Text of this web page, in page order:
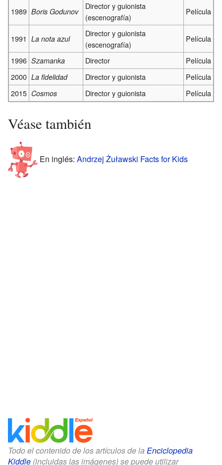
1989 Boris Godunov
Director y guionista
(escenografía)
Película
1991 La nota azul
Director y guionista
(escenografía)
Película
1996 Szamanka Director
Película
2000 La fidelidad Director y guionista
Película
2015 Cosmos Director y guionista Película
Véase también
En inglés: Andrzej Żuławski Facts for Kids
Todo el contenido de los artículos de la Enciclopedia
Kiddle (incluidas las imágenes) se puede utilizar